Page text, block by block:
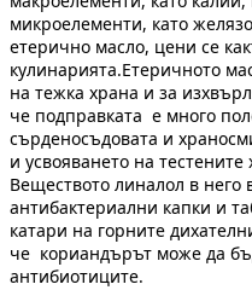
микроелементи, като
етерично масло, цени се
кулинарията.Етеричното
на тежка храна и за
че подправката е много
сърденосъдовата и
и усвояването на
Веществото линалол в него
антибактериални капки и
катари на горните
че кориандърът може да
антибиотиците.